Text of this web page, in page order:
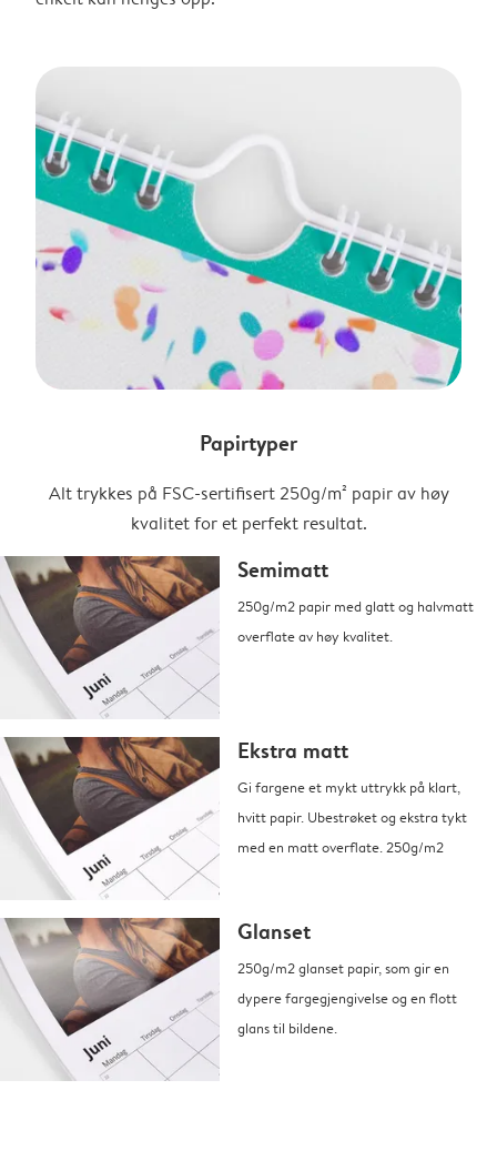
Papirtyper
Alt trykkes på FSC-sertifisert 250g/m² papir av høy
kvalitet for et perfekt resultat.
Semimatt
250g/m2 papir med glatt og halvmatt
overflate av høy kvalitet.
Ekstra matt
Gi fargene et mykt uttrykk på klart,
hvitt papir. Ubestrøket og ekstra tykt
med en matt overflate. 250g/m2
Glanset
250g/m2 glanset papir, som gir en
dypere fargegjengivelse og en flott
glans til bildene.